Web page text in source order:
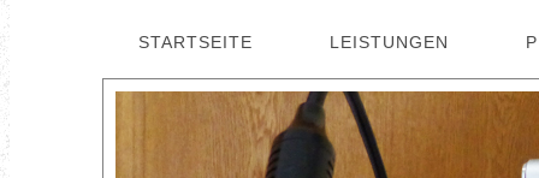
STARTSEITE LEISTUNGEN